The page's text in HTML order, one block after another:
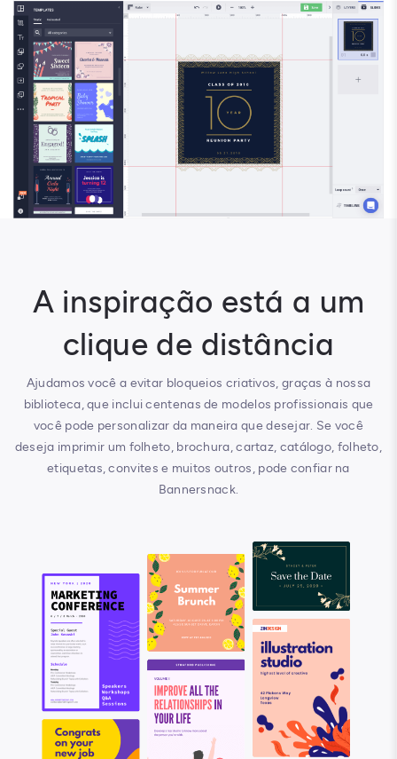
A inspiração está a um
clique de distância
Ajudamos você a evitar bloqueios criativos, graças à nossa
biblioteca, que inclui centenas de modelos profissionais que
você pode personalizar da maneira que desejar. Se você
deseja imprimir um folheto, brochura, cartaz, catálogo, folheto,
etiquetas, convites e muitos outros, pode confiar na
Bannersnack.